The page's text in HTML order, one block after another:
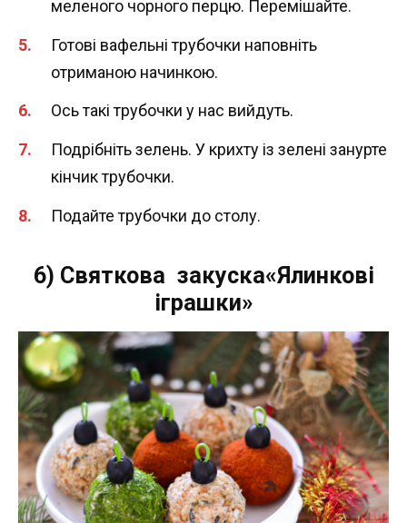
меленого чорного перцю. Перемішайте.
Готові вафельні трубочки наповніть
отриманою начинкою.
Ось такі трубочки у нас вийдуть.
Подрібніть зелень. У крихту із зелені занурте
кінчик трубочки.
Подайте трубочки до столу.
6) Святкова закуска«Ялинкові
іграшки»